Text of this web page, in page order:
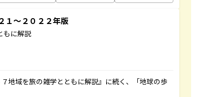
～２０２２年版
もに解説
地域を旅の雑学とともに解説』に続く、「地球の歩